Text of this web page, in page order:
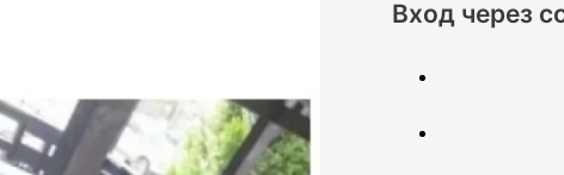
Вход через